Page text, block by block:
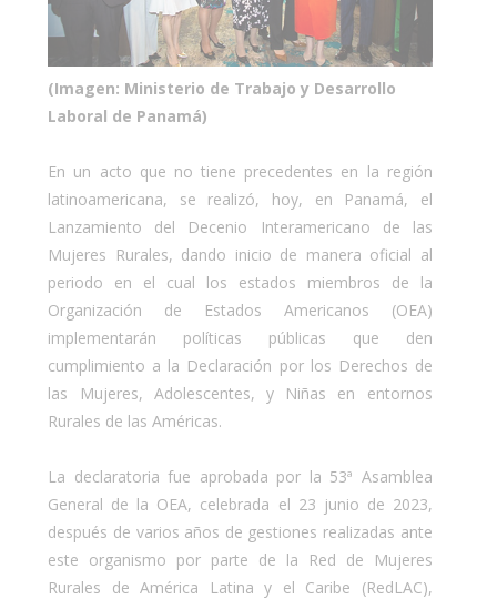
(Imagen: Ministerio de Trabajo y Desarrollo
Laboral de Panamá)
En un acto que no tiene precedentes en la región
latinoamericana, se realizó, hoy, en Panamá, el
Lanzamiento del Decenio Interamericano de las
Mujeres Rurales, dando inicio de manera oficial al
periodo en el cual los estados miembros de la
Organización de Estados Americanos (OEA)
implementarán políticas públicas que den
cumplimiento a la Declaración por los Derechos de
las Mujeres, Adolescentes, y Niñas en entornos
Rurales de las Américas.
La declaratoria fue aprobada por la 53ª Asamblea
General de la OEA, celebrada el 23 junio de 2023,
después de varios años de gestiones realizadas ante
este organismo por parte de la Red de Mujeres
Rurales de América Latina y el Caribe (RedLAC),